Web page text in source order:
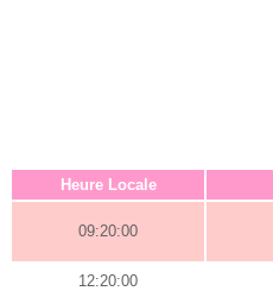
Heure Locale
09:20:00
12:20:00